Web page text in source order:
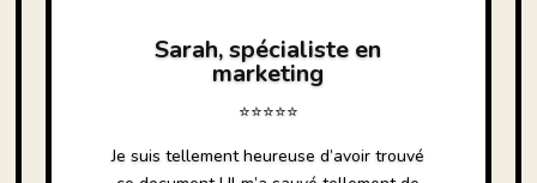
Sarah, spécialiste en
marketing
⭐⭐⭐⭐⭐
Je suis tellement heureuse d’avoir trouvé